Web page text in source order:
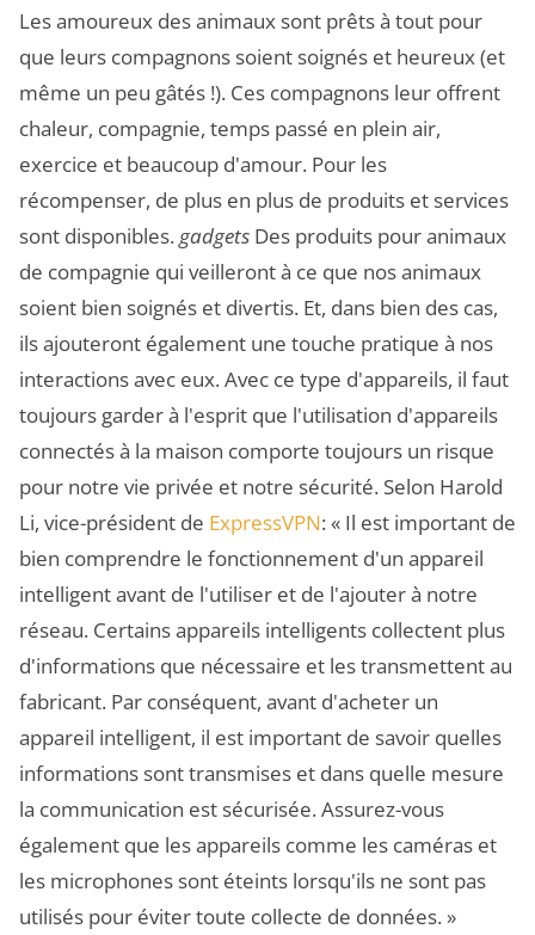
Les amoureux des animaux sont prêts à tout pour
que leurs compagnons soient soignés et heureux (et
même un peu gâtés !). Ces compagnons leur offrent
chaleur, compagnie, temps passé en plein air,
exercice et beaucoup d'amour. Pour les
récompenser, de plus en plus de produits et services
sont disponibles.gadgets Des produits pour animaux
de compagnie qui veilleront à ce que nos animaux
soient bien soignés et divertis. Et, dans bien des cas,
ils ajouteront également une touche pratique à nos
interactions avec eux. Avec ce type d'appareils, il faut
toujours garder à l'esprit que l'utilisation d'appareils
connectés à la maison comporte toujours un risque
pour notre vie privée et notre sécurité. Selon Harold
Li, vice-président de ExpressVPN: « Il est important de
bien comprendre le fonctionnement d'un appareil
intelligent avant de l'utiliser et de l'ajouter à notre
réseau. Certains appareils intelligents collectent plus
d'informations que nécessaire et les transmettent au
fabricant. Par conséquent, avant d'acheter un
appareil intelligent, il est important de savoir quelles
informations sont transmises et dans quelle mesure
la communication est sécurisée. Assurez-vous
également que les appareils comme les caméras et
les microphones sont éteints lorsqu'ils ne sont pas
utilisés pour éviter toute collecte de données. »